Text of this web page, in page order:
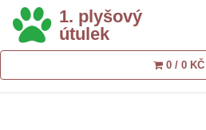
1. plyšový
útulek
0 / 0 KČ